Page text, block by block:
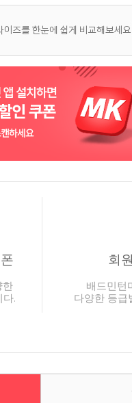
한
.
회
배드민턴
다양한 등급